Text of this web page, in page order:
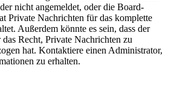
nicht angemeldet, oder die Board-
Private Nachrichten für das komplette
Außerdem könnte es sein, dass der
Recht, Private Nachrichten zu
hat. Kontaktiere einen Administrator,
zu erhalten.